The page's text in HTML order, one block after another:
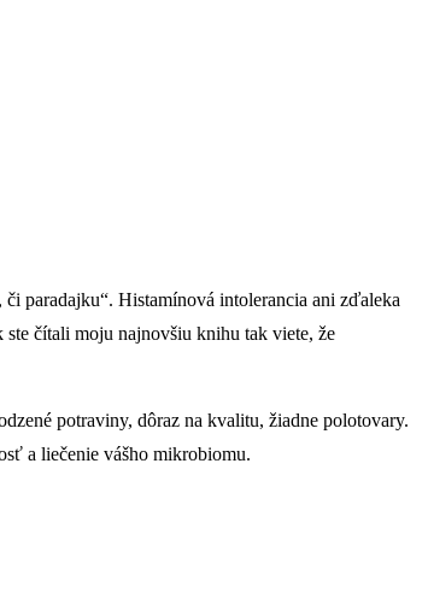
paradajku“. Histamínová intolerancia ani zďaleka
čítali moju najnovšiu knihu tak viete, že
potraviny, dôraz na kvalitu, žiadne polotovary.
a liečenie vášho mikrobiomu.